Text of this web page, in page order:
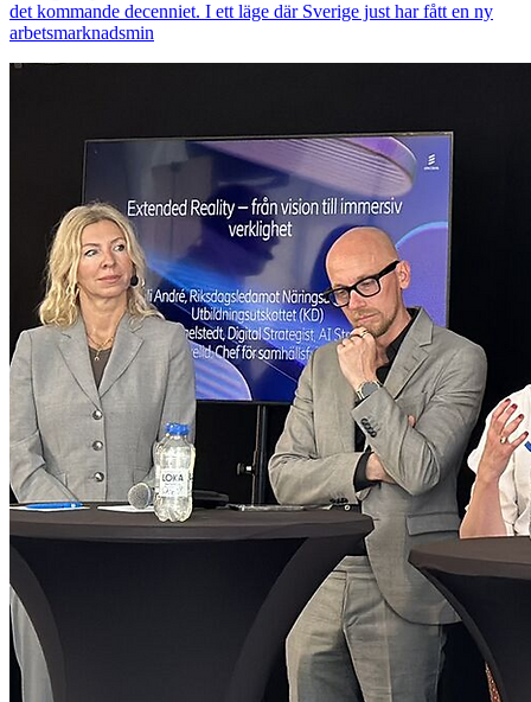
det kommande decenniet. I ett läge där Sverige just har fått en ny
arbetsmarknadsmin